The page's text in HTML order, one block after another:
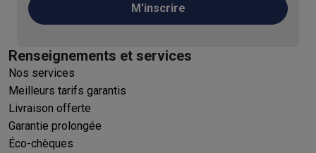
M'inscrire
Renseignements et services
Nos services
Meilleurs tarifs garantis
Livraison offerte
Garantie prolongée
Éco-chèques